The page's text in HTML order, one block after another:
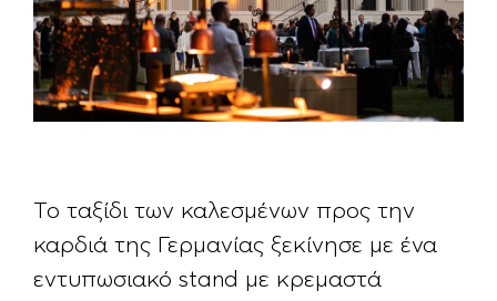
Το ταξίδι των καλεσμένων προς την
καρδιά της Γερμανίας ξεκίνησε με ένα
εντυπωσιακό stand με κρεμαστά